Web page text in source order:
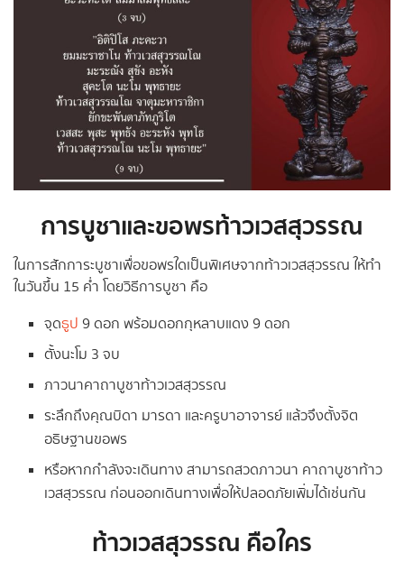
การบูชาและขอพรท้าวเวสสุวรรณ
ในการสักการะบูชาเพื่อขอพรใดเป็นพิเศษจากท้าวเวสสุวรรณ ให้ทำ
ในวันขึ้น 15 ค่ำ โดยวิธีการบูชา คือ
จุดธูป 9 ดอก พร้อมดอกกุหลาบแดง 9 ดอก
ตั้งนะโม 3 จบ
ภาวนาคาถาบูชาท้าวเวสสุวรรณ
ระลึกถึงคุณบิดา มารดา และครูบาอาจารย์ แล้วจึงตั้งจิต
อธิษฐานขอพร
หรือหากกำลังจะเดินทาง สามารถสวดภาวนา คาถาบูชาท้าว
เวสสุวรรณ ก่อนออกเดินทางเพื่อให้ปลอดภัยเพิ่มได้เช่นกัน
ท้าวเวสสุวรรณ คือใคร